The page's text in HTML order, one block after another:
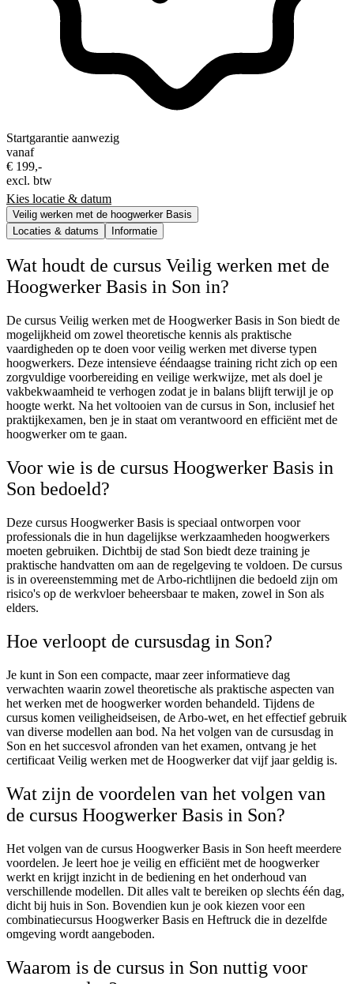
Startgarantie aanwezig
vanaf
€ 199,-
excl. btw
Kies locatie & datum
Veilig werken met de hoogwerker Basis
Locaties & datums
Informatie
Wat houdt de cursus Veilig werken met de
Hoogwerker Basis in Son in?
De cursus Veilig werken met de Hoogwerker Basis in Son biedt de
mogelijkheid om zowel theoretische kennis als praktische
vaardigheden op te doen voor veilig werken met diverse typen
hoogwerkers. Deze intensieve ééndaagse training richt zich op een
zorgvuldige voorbereiding en veilige werkwijze, met als doel je
vakbekwaamheid te verhogen zodat je in balans blijft terwijl je op
hoogte werkt. Na het voltooien van de cursus in Son, inclusief het
praktijkexamen, ben je in staat om verantwoord en efficiënt met de
hoogwerker om te gaan.
Voor wie is de cursus Hoogwerker Basis in
Son bedoeld?
Deze cursus Hoogwerker Basis is speciaal ontworpen voor
professionals die in hun dagelijkse werkzaamheden hoogwerkers
moeten gebruiken. Dichtbij de stad Son biedt deze training je
praktische handvatten om aan de regelgeving te voldoen. De cursus
is in overeenstemming met de Arbo-richtlijnen die bedoeld zijn om
risico's op de werkvloer beheersbaar te maken, zowel in Son als
elders.
Hoe verloopt de cursusdag in Son?
Je kunt in Son een compacte, maar zeer informatieve dag
verwachten waarin zowel theoretische als praktische aspecten van
het werken met de hoogwerker worden behandeld. Tijdens de
cursus komen veiligheidseisen, de Arbo-wet, en het effectief gebruik
van diverse modellen aan bod. Na het volgen van de cursusdag in
Son en het succesvol afronden van het examen, ontvang je het
certificaat Veilig werken met de Hoogwerker dat vijf jaar geldig is.
Wat zijn de voordelen van het volgen van
de cursus Hoogwerker Basis in Son?
Het volgen van de cursus Hoogwerker Basis in Son heeft meerdere
voordelen. Je leert hoe je veilig en efficiënt met de hoogwerker
werkt en krijgt inzicht in de bediening en het onderhoud van
verschillende modellen. Dit alles valt te bereiken op slechts één dag,
dicht bij huis in Son. Bovendien kun je ook kiezen voor een
combinatiecursus Hoogwerker Basis en Heftruck die in dezelfde
omgeving wordt aangeboden.
Waarom is de cursus in Son nuttig voor